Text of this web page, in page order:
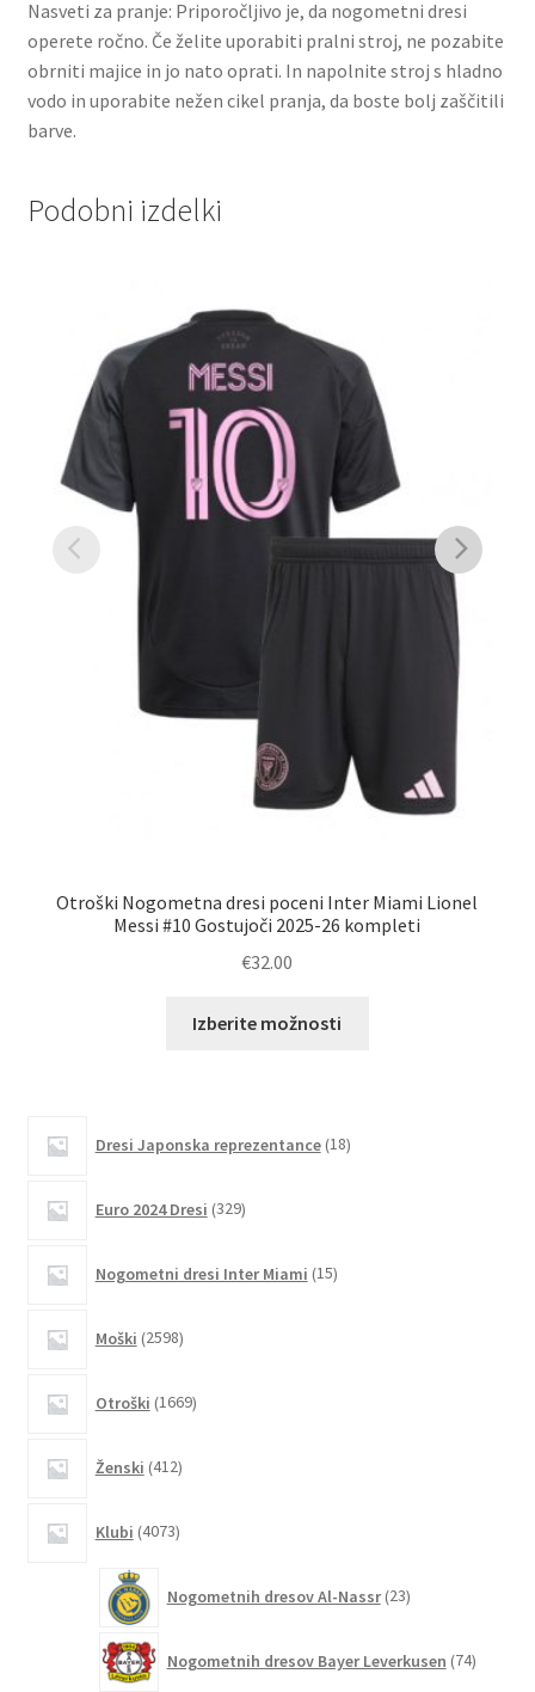
Nasveti za pranje: Priporočljivo je, da nogometni dresi
operete ročno. Če želite uporabiti pralni stroj, ne pozabite
obrniti majice in jo nato oprati. In napolnite stroj s hladno
vodo in uporabite nežen cikel pranja, da boste bolj zaščitili
barve.
Podobni izdelki
Otroški Nogometna dresi poceni Inter Miami Lionel
Messi #10 Gostujoči 2025-26 kompleti
€32.00
Izberite možnosti
Dresi Japonska reprezentance 18izdelkov
Euro 2024 Dresi 329izdelkov
Nogometni dresi Inter Miami 15izdelkov
Moški 2598izdelkov
Otroški 1669izdelkov
Ženski 412izdelkov
Klubi 4073izdelkov
Nogometnih dresov Al-Nassr 23izdelkov
Nogometnih dresov Bayer Leverkusen 74izdelkov